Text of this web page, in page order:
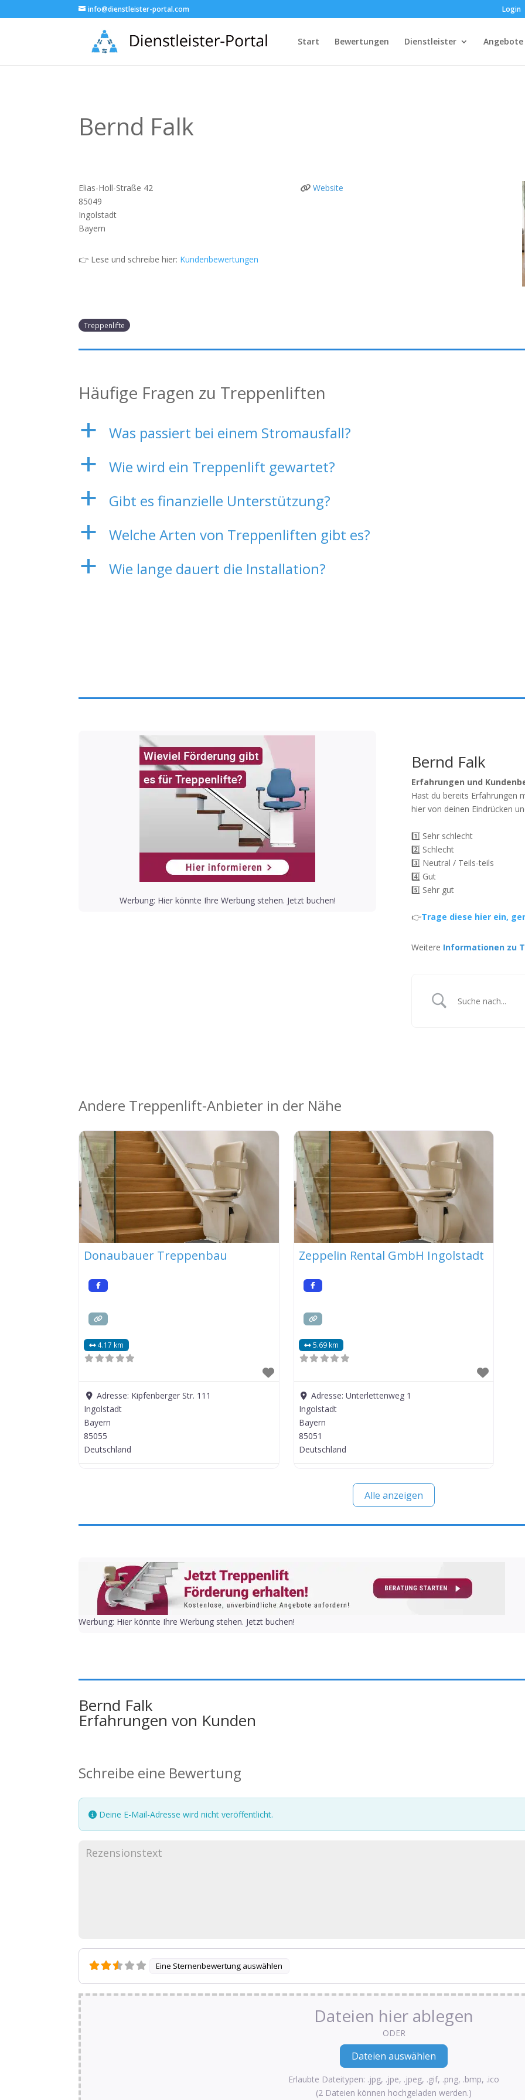
info@dienstleister-portal.com Login
Start Bewertungen Dienstleister Angebote
Bernd Falk
Elias-Holl-Straße 42
85049
Ingolstadt
Bayern
👉 Lese und schreibe hier: Kundenbewertungen
Website
Treppenlifte
Häufige Fragen zu Treppenliften
a Was passiert bei einem Stromausfall?
a Wie wird ein Treppenlift gewartet?
a Gibt es finanzielle Unterstützung?
a Welche Arten von Treppenliften gibt es?
a Wie lange dauert die Installation?
Werbung: Hier könnte Ihre Werbung stehen. Jetzt buchen!
Bernd Falk
Erfahrungen und
Hast du bereits Erfahrungen
hier von deinen Eindrücken
1️⃣ Sehr schlecht
2️⃣ Schlecht
3️⃣ Neutral / Teils-teils
4️⃣ Gut
5️⃣ Sehr gut
👉Trage diese hier ein,
Weitere Informationen zu
Andere Treppenlift-Anbieter in der Nähe
Donaubauer Treppenbau
4.17 km
Adresse: Kipfenberger Str. 111
Ingolstadt
Bayern
85055
Deutschland
Zeppelin Rental GmbH Ingolstadt
5.69 km
Adresse:Unterlettenweg 1
Ingolstadt
Bayern
85051
Deutschland
Alle anzeigen
Werbung: Hier könnte Ihre Werbung stehen. Jetzt buchen!
Bernd Falk
Erfahrungen von Kunden
Schreibe eine Bewertung
Deine E-Mail-Adresse wird nicht veröffentlicht.
Eine Sternenbewertung auswählen
Dateien hier ablegen
ODER
Erlaubte Dateitypen: .jpg, .jpe, .jpeg, .gif, .png, .bmp, .ico
(2 Dateien können hochgeladen werden.)